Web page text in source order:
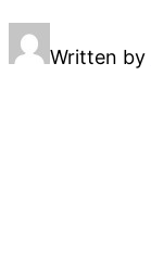
Written by